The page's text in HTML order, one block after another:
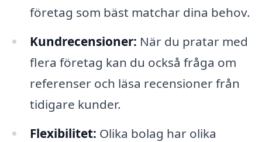
företag som bäst matchar dina behov.
Kundrecensioner: När du pratar med
flera företag kan du också fråga om
referenser och läsa recensioner från
tidigare kunder.
Flexibilitet: Olika bolag har olika